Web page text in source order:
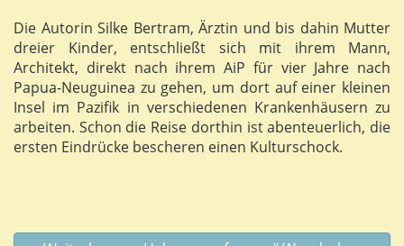
Die Autorin Silke Bertram, Ärztin und bis dahin Mutter
dreier Kinder, entschließt sich mit ihrem Mann,
Architekt, direkt nach ihrem AiP für vier Jahre nach
Papua-Neuguinea zu gehen, um dort auf einer kleinen
Insel im Pazifik in verschiedenen Krankenhäusern zu
arbeiten. Schon die Reise dorthin ist abenteuerlich, die
ersten Eindrücke bescheren einen Kulturschock.